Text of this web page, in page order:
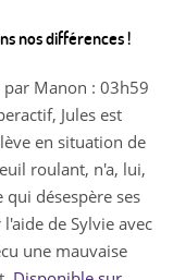
nos différences !
par Manon : 03h59
Jules est
en situation de
roulant, n'a, lui,
qui désespère ses
de Sylvie avec
une mauvaise